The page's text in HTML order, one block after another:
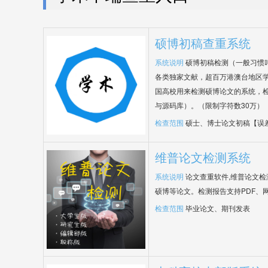
硕博初稿查重系统
系统说明 硕博初稿检测（一般习惯
各类独家文献，超百万港澳台地区
国高校用来检测硕博论文的系统，
与源码库）。（限制字符数30万）
检查范围 硕士、博士论文初稿【误
维普论文检测系统
系统说明 论文查重软件,维普论文
硕博等论文。检测报告支持PDF、
检查范围 毕业论文、期刊发表